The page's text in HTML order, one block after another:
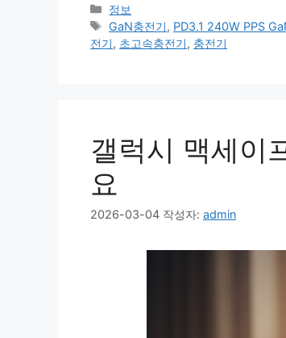
카
테
고
정보
태
그
GaN충전기, PD3.1 240W PPS
전기, 초고속충전기, 충전기
갤럭시 맥세이
요
2026-03-04 작성자: admin